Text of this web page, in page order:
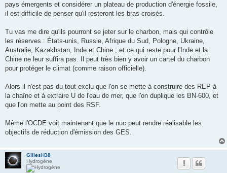
pays émergents et considérer un plateau de production d'énergie fossile,
il est difficile de penser qu'il resteront les bras croisés.
Tu vas me dire qu'ils pourront se jeter sur le charbon, mais qui contrôle
les réserves : États-unis, Russie, Afrique du Sud, Pologne, Ukraine,
Australie, Kazakhstan, Inde et Chine ; et ce qui reste pour l'Inde et la
Chine ne leur suffira pas. Il peut très bien y avoir un cartel du charbon
pour protéger le climat (comme raison officielle).
Alors il n'est pas du tout exclu que l'on se mette à construire des REP à
la chaîne et à extraire U de l'eau de mer, que l'on duplique les BN-600, et
que l'on mette au point des RSF.
Même l'OCDE voit maintenant que le nuc peut rendre réalisable les
objectifs de réduction d'émission des GES.
GillesH38
Hydrogène